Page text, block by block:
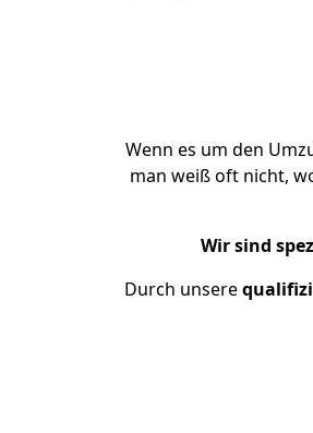
Wenn es um den
man weiß oft nicht,
Wir sind
Durch unsere